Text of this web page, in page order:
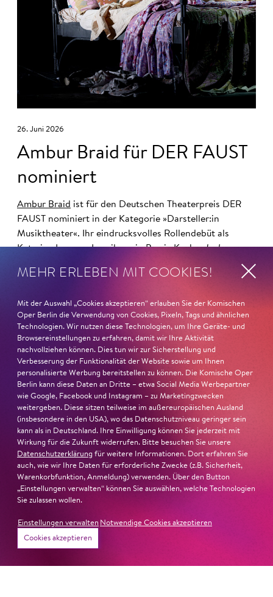
26. Juni 2026
Ambur Braid für DER FAUST
nominiert
Ambur Braid ist für den Deutschen Theaterpreis DER
FAUST nominiert in der Kategorie »Darsteller:in
Musiktheater«. Ihr eindrucksvolles Rollendebüt als
Katerina Lwowna Ismailowa in Barrie KoskysLady
sei jederzeit authentisch, ziehe das
Publikum in ihren Bann, fordere zum Miterleben und
zurück, lobt die Jury Ambur Braids stimmliche Wucht
und ihre starke Bühnenpräsenz:
»In dem überwältigenden Farbenreichtum ihres Spiels
sind Auflehnung und Verletzlichkeit ebenso nachfühlbar
wie die verzweifelte Einsamkeit ihrer Figur.«Jury-
Begründung
MEHR ERLEBEN MIT COOKIES!
Mit der Auswahl „Cookies akzeptieren“ erlauben Sie der Komischen
Oper Berlin die Verwendung von Cookies, Pixeln, Tags und ähnlichen
Technologien. Wir nutzen diese Technologien, um Ihre Geräte- und
Browsereinstellungen zu erfahren, damit wir Ihre Aktivität
nachvollziehen können. Dies tun wir zur Sicherstellung und
Verbesserung der Funktionalität der Website sowie um Ihnen
personalisierte Werbung bereitstellen zu können. Die Komische Oper
Berlin kann diese Daten an Dritte – etwa Social Media Werbepartner
wie Google, Facebook und Instagram – zu Marketingzwecken
weitergeben. Diese sitzen teilweise im außereuropäischen Ausland
(insbesondere in den USA), wo das Datenschutzniveau geringer sein
kann als in Deutschland. Ihre Einwilligung können Sie jederzeit mit
Wirkung für die Zukunft widerrufen. Bitte besuchen Sie unsere
Datenschutzerklärung für weitere Informationen. Dort erfahren Sie
auch, wie wir Ihre Daten für erforderliche Zwecke (z.B. Sicherheit,
Warenkorbfunktion, Anmeldung) verwenden. Über den Button
„Einstellungen verwalten“ können Sie auswählen, welche Technologien
Sie zulassen wollen.
Einstellungen verwalten Notwendige Cookies akzeptieren
Cookies akzeptieren